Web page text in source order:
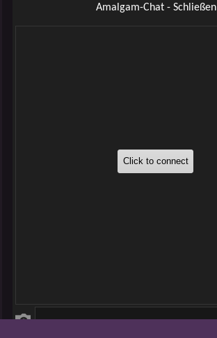
Amalgam-Chat - Schließen